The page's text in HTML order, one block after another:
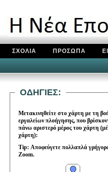
ΣΧΟΛΙΑ ΠΡΟΣΩΠΑ
OΔΗΓΙΕΣ:
Μετακινηθείτε στο χάρτη με τη
εργαλείων πλοήγησης, που
πάνω αριστερό μέρος του χάρτη
χάρτη):
Tip: Αποφεύγετε πολλαπλά
Zoom.